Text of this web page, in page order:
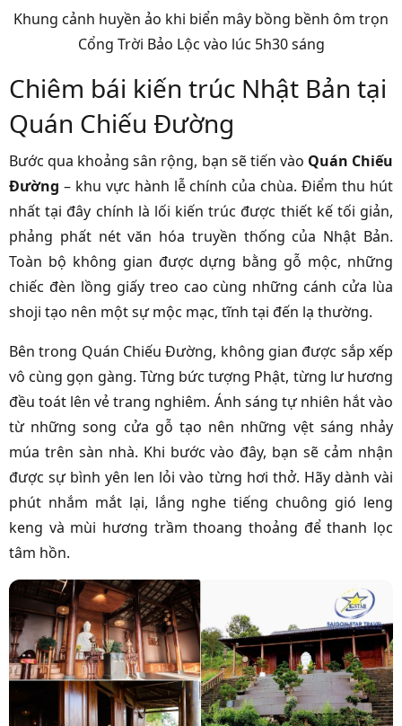
Khung cảnh huyền ảo khi biển mây bồng bềnh ôm trọn
Cổng Trời Bảo Lộc vào lúc 5h30 sáng
Chiêm bái kiến trúc Nhật Bản tại
Quán Chiếu Đường
Bước qua khoảng sân rộng, bạn sẽ tiến vào Quán Chiếu
Đường – khu vực hành lễ chính của chùa. Điểm thu hút
nhất tại đây chính là lối kiến trúc được thiết kế tối giản,
phảng phất nét văn hóa truyền thống của Nhật Bản.
Toàn bộ không gian được dựng bằng gỗ mộc, những
chiếc đèn lồng giấy treo cao cùng những cánh cửa lùa
shoji tạo nên một sự mộc mạc, tĩnh tại đến lạ thường.
Bên trong Quán Chiếu Đường, không gian được sắp xếp
vô cùng gọn gàng. Từng bức tượng Phật, từng lư hương
đều toát lên vẻ trang nghiêm. Ánh sáng tự nhiên hắt vào
từ những song cửa gỗ tạo nên những vệt sáng nhảy
múa trên sàn nhà. Khi bước vào đây, bạn sẽ cảm nhận
được sự bình yên len lỏi vào từng hơi thở. Hãy dành vài
phút nhắm mắt lại, lắng nghe tiếng chuông gió leng
keng và mùi hương trầm thoang thoảng để thanh lọc
tâm hồn.